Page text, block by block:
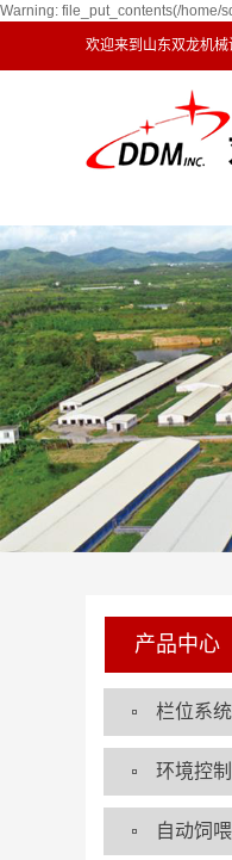
Warning: file_put_contents(/home/
欢迎来到山东双龙机械
产品中心
栏位系统
环境控
自动饲